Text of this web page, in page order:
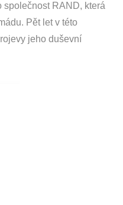
společnost RAND, která
Pět let v této
jeho duševní